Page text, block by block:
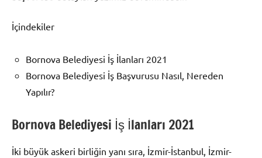
İçindekiler
Bornova Belediyesi İş İlanları 2021
Bornova Belediyesi İş Başvurusu Nasıl, Nereden
Yapılır?
Bornova Belediyesi İş İlanları 2021
İki büyük askeri birliğin yanı sıra, İzmir-İstanbul, İzmir-